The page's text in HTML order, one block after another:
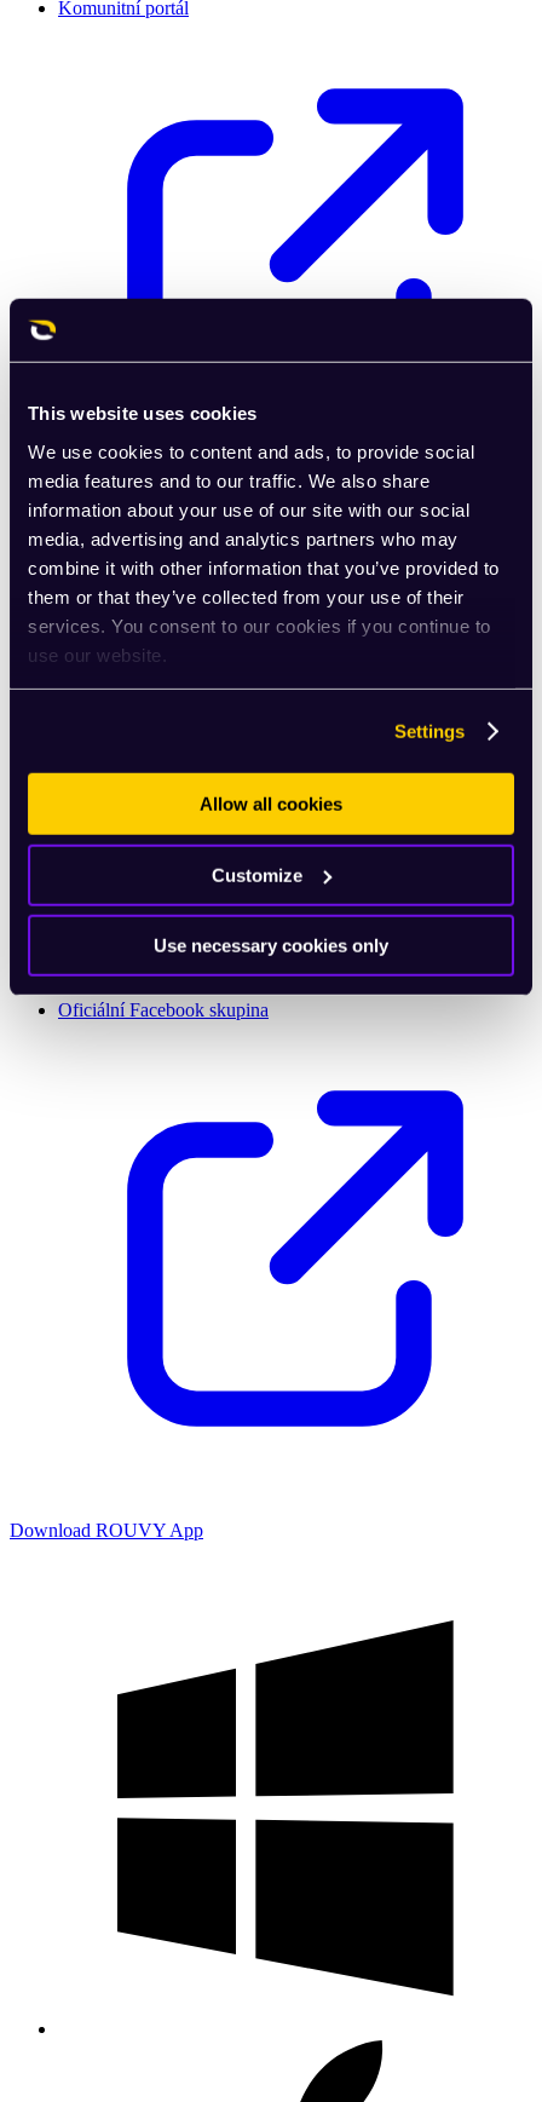
This website uses cookies
We use cookies to content and ads, to provide social
media features and to our traffic. We also share
information about your use of our site with our social
media, advertising and analytics partners who may
combine it with other information that you’ve provided to
them or that they’ve collected from your use of their
services. You consent to our cookies if you continue to
use our website.
Settings
Allow all cookies
Customize
Use necessary cookies only
Komunitní portál
Strava klub
Oficiální Facebook skupina
Download ROUVY App